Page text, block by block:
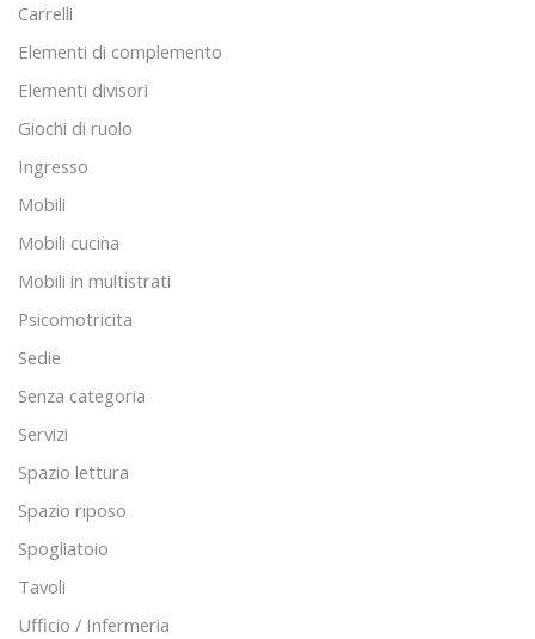
Carrelli
Elementi di complemento
Elementi divisori
Giochi di ruolo
Ingresso
Mobili
Mobili cucina
Mobili in multistrati
Psicomotricita
Sedie
Senza categoria
Servizi
Spazio lettura
Spazio riposo
Spogliatoio
Tavoli
Ufficio / Infermeria